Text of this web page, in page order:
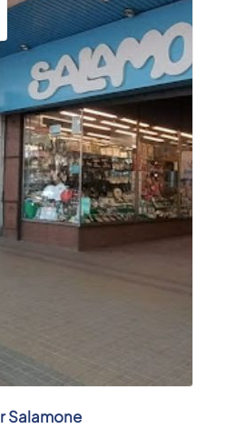
Salamone